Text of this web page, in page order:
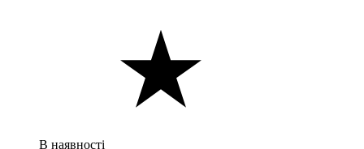
В наявності